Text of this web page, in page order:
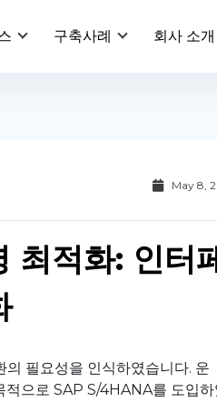
구축사례 회사 소개
May 8,
최적화: 인터
필요성을 인식하였습니다. 운
적으로 SAP S/4HANA를 도입